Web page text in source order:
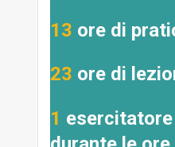
13 ore di
23 ore di
1